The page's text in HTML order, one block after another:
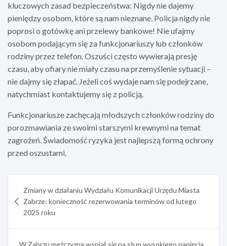
kluczowych zasad bezpieczeństwa: Nigdy nie dajemy
pieniędzy osobom, które są nam nieznane. Policja nigdy nie
poprosi o gotówkę ani przelewy bankowe! Nie ufajmy
osobom podającym się za funkcjonariuszy lub członków
rodziny przez telefon. Oszuści często wywierają presję
czasu, aby ofiary nie miały czasu na przemyślenie sytuacji –
nie dajmy się złapać. Jeżeli coś wydaje nam się podejrzane,
natychmiast kontaktujemy się z policją.
Funkcjonariusze zachęcają młodszych członków rodziny do
porozmawiania ze swoimi starszymi krewnymi na temat
zagrożeń. Świadomość ryzyka jest najlepszą formą ochrony
przed oszustami.
wpisu
Zmiany w działaniu Wydziału Komunikacji Urzędu Miasta
Zabrze: konieczność rezerwowania terminów od lutego
2025 roku
W Zabrzu mężczyzna wspiął się na słup wysokiego napięcia